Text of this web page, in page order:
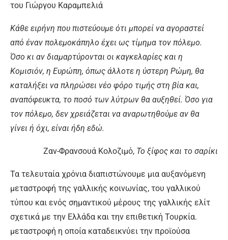
του Γιώργου Καραμπελιά
Κάθε ειρήνη που πιστεύουμε ότι μπορεί να αγοραστεί
από έναν πολεμοκάπηλο έχει ως τίμημα τον πόλεμο.
Όσο κι αν διαμαρτύρονται οι καγκελαρίες και η
Κομισιόν, η Ευρώπη, όπως άλλοτε η ύστερη Ρώμη, θα
καταλήξει να πληρώσει νέο φόρο τιμής στη βία και,
αναπόφευκτα, το ποσό των λύτρων θα αυξηθεί. Όσο για
τον πόλεμο, δεν χρειάζεται να αναρωτηθούμε αν θα
γίνει ή όχι, είναι ήδη εδώ.
Ζαν-Φρανσουά Κολοζιμό, Το ξίφος και το σαρίκι
Τα τελευταία χρόνια διαπιστώνουμε μια αυξανόμενη
μεταστροφή της γαλλικής κοινωνίας, του γαλλικού
τύπου και ενός σημαντικού μέρους της γαλλικής ελίτ
σχετικά με την Ελλάδα και την επιθετική Τουρκία.
μεταστροφή η οποία καταδεικνύει την προϊούσα